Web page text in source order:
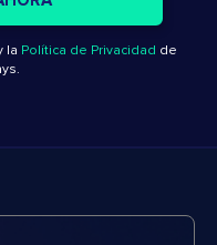
la Política de Privacidad de